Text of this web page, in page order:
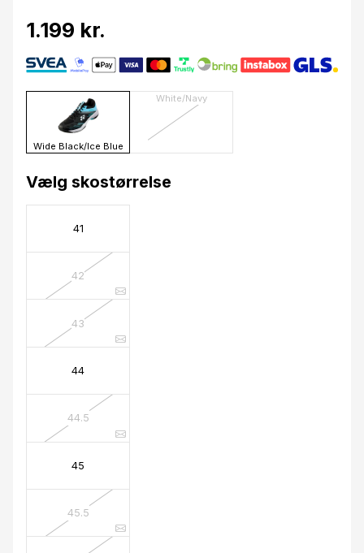
1.199 kr.
Wide Black/Ice Blue
White/Navy
Vælg skostørrelse
41
42
43
44
44.5
45
45.5